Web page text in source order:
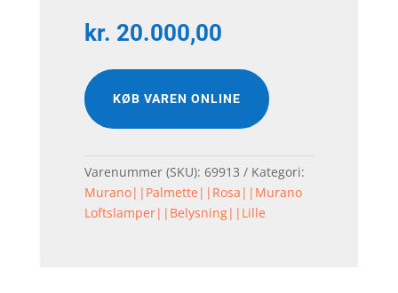
kr. 20.000,00
KØB VAREN ONLINE
Varenummer (SKU): 69913
Kategori:
Murano||Palmette||Rosa||Murano
Loftslamper||Belysning||Lille